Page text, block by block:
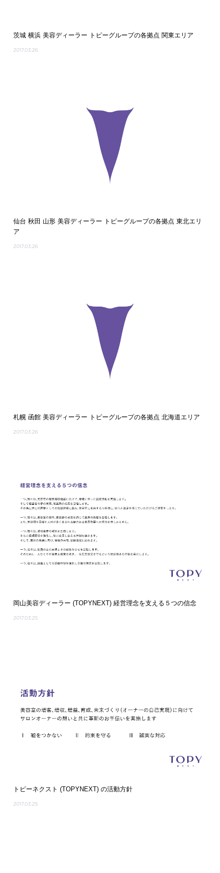
茨城 横浜 美容ディーラー トピーグループの各拠点 関東エリア
2017.03.26
仙台 秋田 山形 美容ディーラー トピーグループの各拠点 東北エリ
ア
2017.03.26
札幌 函館 美容ディーラー トピーグループの各拠点 北海道エリア
2017.03.26
岡山美容ディーラー (TOPYNEXT) 経営理念を支える５つの信念
2017.03.25
トピーネクスト (TOPYNEXT) の活動方針
2017.03.25